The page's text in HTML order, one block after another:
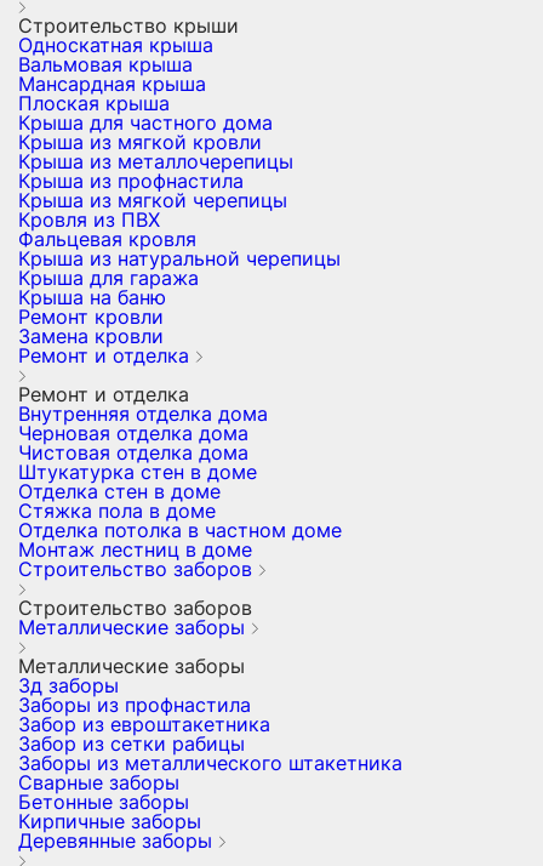
Строительство крыши
Односкатная крыша
Вальмовая крыша
Мансардная крыша
Плоская крыша
Крыша для частного дома
Крыша из мягкой кровли
Крыша из металлочерепицы
Крыша из профнастила
Крыша из мягкой черепицы
Кровля из ПВХ
Фальцевая кровля
Крыша из натуральной черепицы
Крыша для гаража
Крыша на баню
Ремонт кровли
Замена кровли
Ремонт и отделка
Ремонт и отделка
Внутренняя отделка дома
Черновая отделка дома
Чистовая отделка дома
Штукатурка стен в доме
Отделка стен в доме
Стяжка пола в доме
Отделка потолка в частном доме
Монтаж лестниц в доме
Строительство заборов
Строительство заборов
Металлические заборы
Металлические заборы
3д заборы
Заборы из профнастила
Забор из евроштакетника
Забор из сетки рабицы
Заборы из металлического штакетника
Сварные заборы
Бетонные заборы
Кирпичные заборы
Деревянные заборы